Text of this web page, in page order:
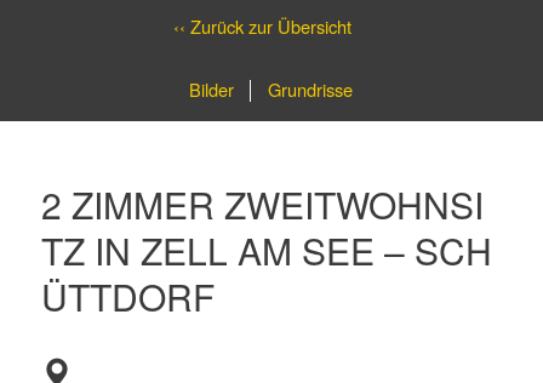
‹‹ Zurück zur Übersicht
Bilder Grundrisse
2 ZIMMER ZWEITWOHNSI
TZ IN ZELL AM SEE – SCH
ÜTTDORF